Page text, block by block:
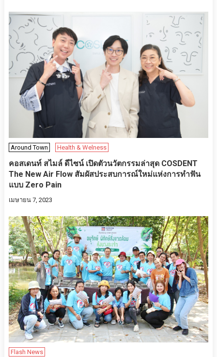
Around Town Health & Welness
คอสเดนท์ สไมล์ ดีไซน์ เปิดตัวนวัตกรรมล่าสุด COSDENT
The New Air Flow สัมผัสประสบการณ์ใหม่แห่งการทำฟัน
แบบ Zero Pain
เมษายน 7, 2023
Flash News